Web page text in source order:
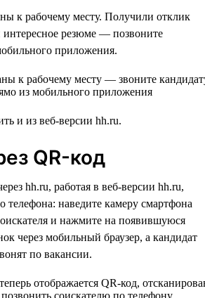
к рабочему месту. Получили отклик
интересное резюме — позвоните
приложения.
и из веб-версии hh.ru.
QR-код
hh.ru, работая в веб-версии hh.ru,
наведите камеру смартфона
и нажмите на появившуюся
через мобильный браузер, а кандидат
по вакансии.